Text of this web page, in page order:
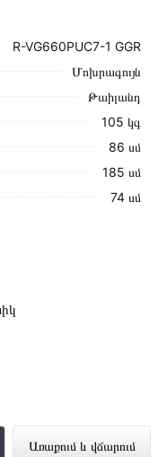
R-VG660PUC7-1 GGR
Մոխրագույն
Թաիլանդ
105 կգ
86 սմ
185 սմ
74 սմ
Առաքում և վճարում
1